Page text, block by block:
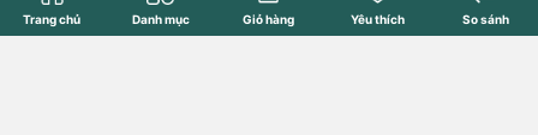
Trang chủ Danh mục Giỏ hàng Yêu thích So sánh